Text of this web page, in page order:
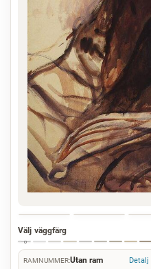
Välj väggfärg
RAMNUMMER:Utan ram Detalj